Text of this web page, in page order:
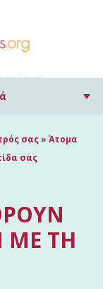
σας» Άτομα
σας
ΜΕ ΤΗ